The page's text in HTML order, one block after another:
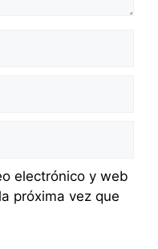
electrónico y web
próxima vez que